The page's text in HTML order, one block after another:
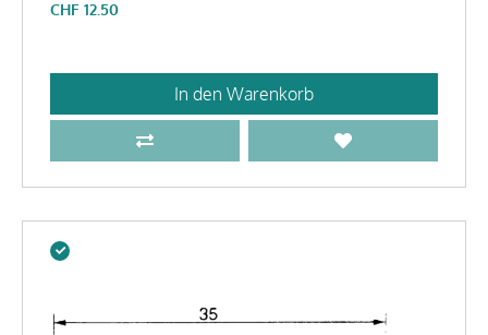
CHF 12.50
In den Warenkorb